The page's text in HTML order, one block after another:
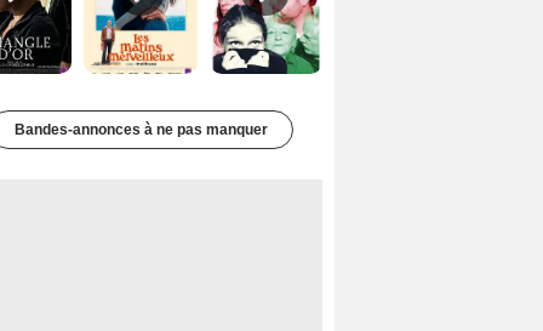
Bandes-annonces à ne pas manquer